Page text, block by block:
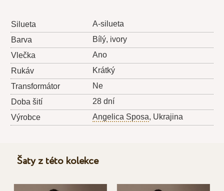
Silueta
A-silueta
Barva
Bílý, ivory
Vlečka
Ano
Rukáv
Krátký
Transformátor
Ne
Doba šití
28 dní
Výrobce
Angelica Sposa, Ukrajina
Šaty z této kolekce